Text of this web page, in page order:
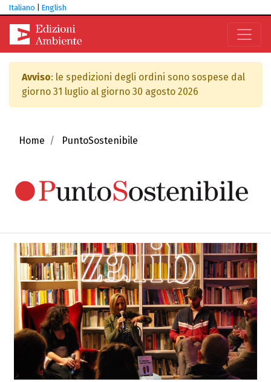
Italiano English
Avviso: le spedizioni degli ordini sono sospese dal
giorno 31 luglio al giorno 30 agosto 2026
Home PuntoSostenibile